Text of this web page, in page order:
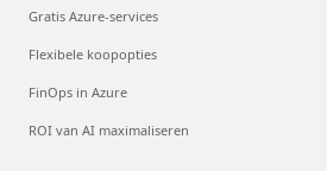
Gratis Azure-services
Flexibele koopopties
FinOps in Azure
ROI van AI maximaliseren